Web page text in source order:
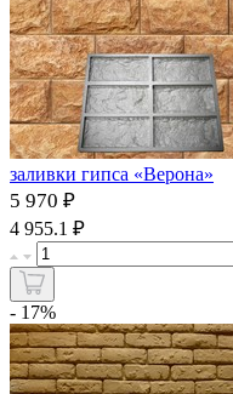
заливки гипса «Верона»
5 970 ₽
4 955.1 ₽
- 17%